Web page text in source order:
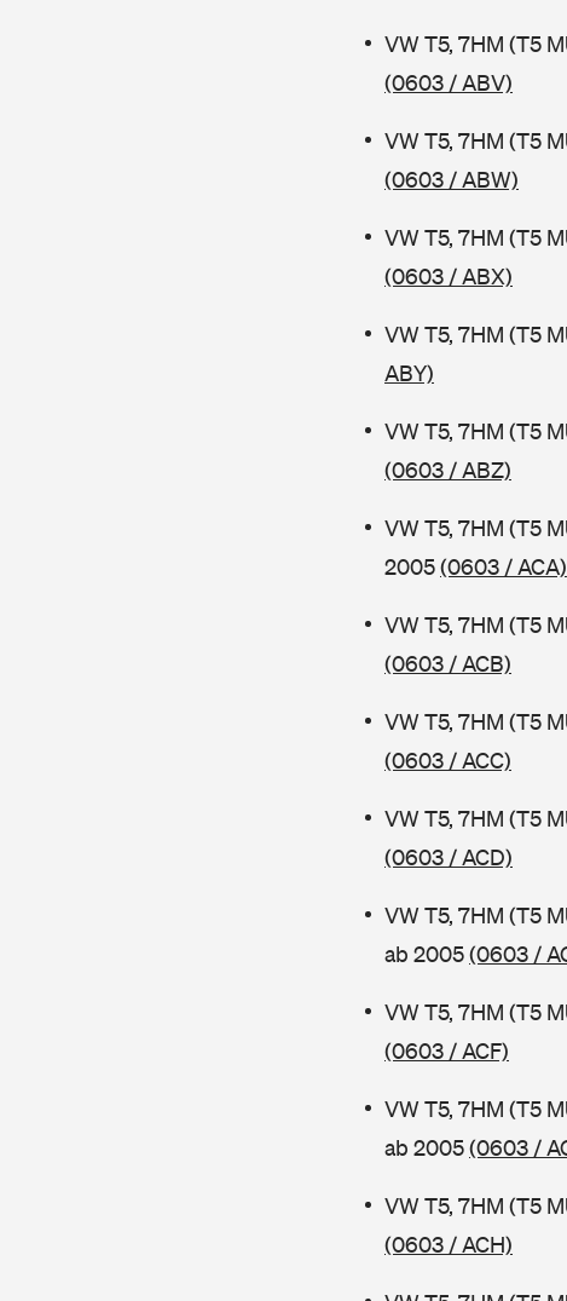
VW T5, 7HM (T5
(0603 / ABV)
VW T5, 7HM (T5
(0603 / ABW)
VW T5, 7HM (T5
(0603 / ABX)
VW T5, 7HM (T5
ABY)
VW T5, 7HM (T5
(0603 / ABZ)
VW T5, 7HM (T5
2005(0603 / ACA)
VW T5, 7HM (T5
(0603 / ACB)
VW T5, 7HM (T5
(0603 / ACC)
VW T5, 7HM (T5
(0603 / ACD)
VW T5, 7HM (T5
ab 2005(0603 /
VW T5, 7HM (T5
(0603 / ACF)
VW T5, 7HM (T5
ab 2005(0603 /
VW T5, 7HM (T5
(0603 / ACH)